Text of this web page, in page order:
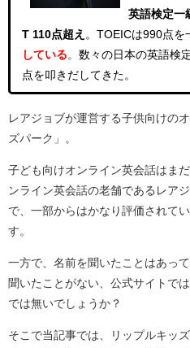
英語検定一
T 110点超え
TOEICは990点を
している
数々の日本の英語検
点を叩きだしてきた。
レアジョブが運営する子供向けの
ズパーク」。
子ども向けオンライン英会話はま
ンライン英会話の老舗であるレア
で、一部からはかなり評価されて
す。
一方で、名前を聞いたことはあっ
聞いたことがない、公式サイトで
では無いでしょうか？
そこで当記事では、リップルキッ